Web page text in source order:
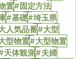
置#固定方法
#基礎#埼玉県
人気品番#大型
型物置#大型物置
天体観測#夫婦